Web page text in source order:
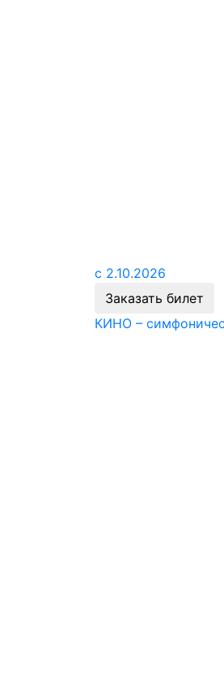
с 2.10.2026
Заказать билет
КИНО –